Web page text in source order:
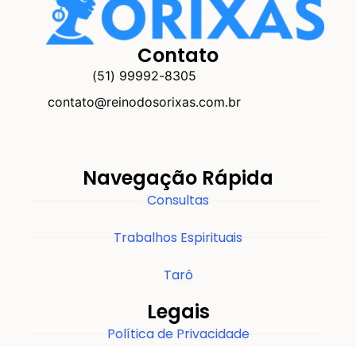
Contato
(51) 99992-8305
contato@reinodosorixas.com.br
Navegação Rápida
Consultas
Trabalhos Espirituais
Tarô
Legais
Política de Privacidade